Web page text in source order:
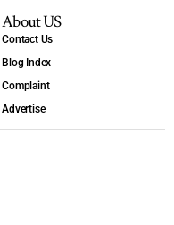
About US
Contact Us
Blog Index
Complaint
Advertise